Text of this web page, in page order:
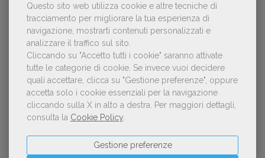
Questo sito web utilizza cookie e altre tecniche di
tracciamento per migliorare la tua esperienza di
navigazione, mostrarti contenuti personalizzati e
analizzare il traffico sul sito.
Cliccando su "Accetto tutti i cookie" saranno attivate
tutte le categorie di cookie. Se invece vuoi decidere
quali accettare, clicca su "Gestione preferenze", oppure
accetta solo i cookie essenziali per la navigazione
cliccando sulla X in alto a destra. Per maggiori dettagli,
consulta la Cookie Policy
Gestione preferenze
Il Premio Inge Feltrinelli apre le
candidature per la quinta edizione,
dedicata al tema della pace
Aperte le adesioni alla collettiva italiana
della China Shanghai International
Children's Book Fair 2026. Candidature
entro il 21 luglio 2026